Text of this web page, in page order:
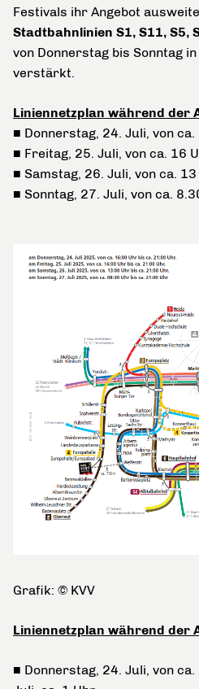
Festivals ihr Angebot
Stadtbahnlinien S1, S11, S5,
von Donnerstag bis Sonntag
verstärkt.
Liniennetzplan während der
■ Donnerstag, 24. Juli, von
■ Freitag, 25. Juli, von ca. 16
■ Samstag, 26. Juli, von ca.
■ Sonntag, 27. Juli, von ca.
Grafik: © KVV
Liniennetzplan während der
■ Donnerstag, 24. Juli, von